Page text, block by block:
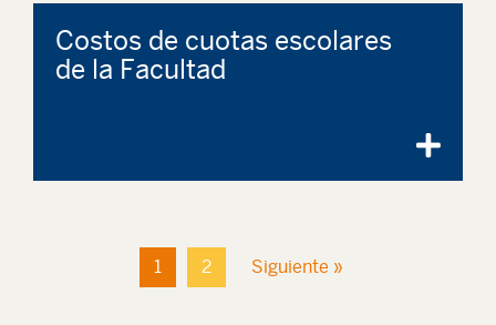
Costos de cuotas escolares
de la Facultad
1 2 Siguiente »